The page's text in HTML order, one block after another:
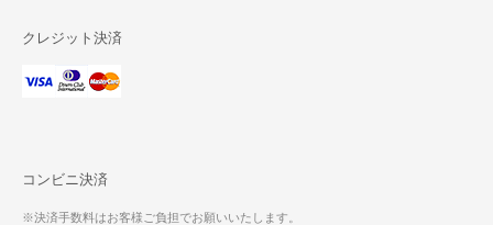
クレジット決済
コンビニ決済
※決済手数料はお客様ご負担でお願いいたします。